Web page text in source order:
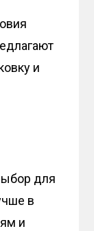
и
для
в
и